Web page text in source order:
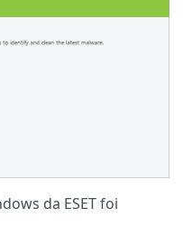
da ESET foi